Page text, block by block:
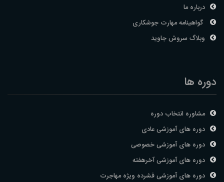
درباره ما
گواهینامه مهارت جوشکاری
وبلاگ سروش جاوید
دوره ها
مشاوره انتخاب دوره
دوره های آموزشی عادی
دوره های آموزشی خصوصی
دوره های آموزشی آخرهفته
دوره های آموزشی فشرده ویژه مهاجرت